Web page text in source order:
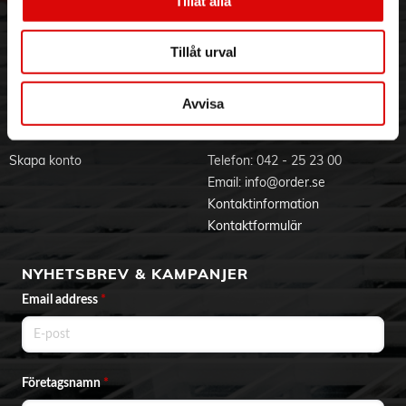
Tillåt urval
Avvisa
Visselblåsning
Varumärken
Godsefterlysning & Felleverans
Om cookies
Skapa konto Telefon: 042 - 25 23 00
Email: info@order.se
Kontaktinformation
Kontaktformulär
NYHETSBREV & KAMPANJER
Email address *
Företagsnamn*